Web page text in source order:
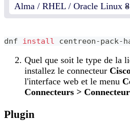
Alma / RHEL / Oracle Linux 8
dnf install centreon-pack-
Quel que soit le type de la
installez le connecteur
l'interface web et le menu
Connecteurs >
Plugin